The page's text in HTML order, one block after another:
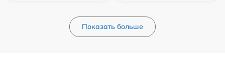
Показать больше